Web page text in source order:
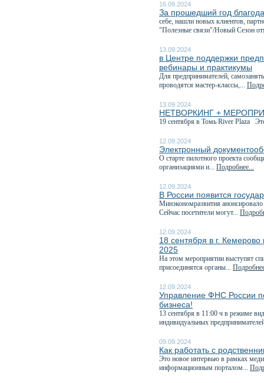
16.09.2024
За прошедший год
себе, нашли новых клиентов,
"Полезные связи"/Новый Сезон
13.09.2024
в Центре поддержки
вебинары и практикумы
Для предпринимателей,
проводятся мастер-классы,...
13.09.2024
НЕТВОРКИНГ +
19 сентября в Томь River Plaza
12.09.2024
Электронный
О старте пилотного проекта
организациями и... Подробнее...
12.09.2024
В России появится
Минэкономразвития
Сейчас посетители могут...
12.09.2024
18 сентября в г.
2025
На этом мероприятии выступят
присоединятся органы...
12.09.2024
Управление ФНС России
бизнеса!
13 сентября в 11:00 ч в режиме
индивидуальных
09.09.2024
Как работать с
Это новое интервью в рамках
информационным порталом...